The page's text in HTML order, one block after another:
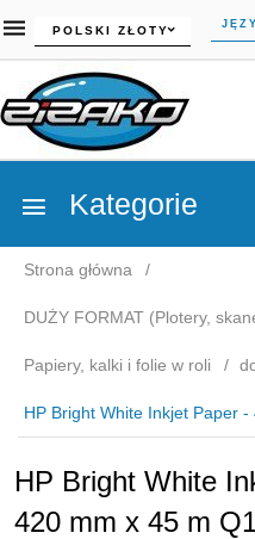
currency_h
POLSKI ZŁOTY
Kategorie
Strona główna
DUŻY FORMAT (Plotery,
Papiery, kalki i folie w roli
HP Bright White Inkjet Paper
HP Bright White
420 mm x 45 m